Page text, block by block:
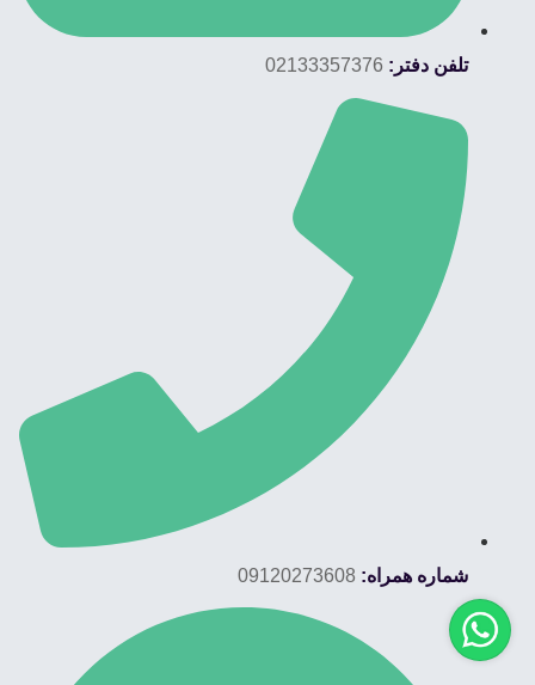
تلفن دفتر: 02133357376
شماره همراه: 09120273608